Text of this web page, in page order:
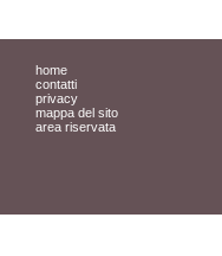
home
contatti
privacy
mappa del sito
area riservata